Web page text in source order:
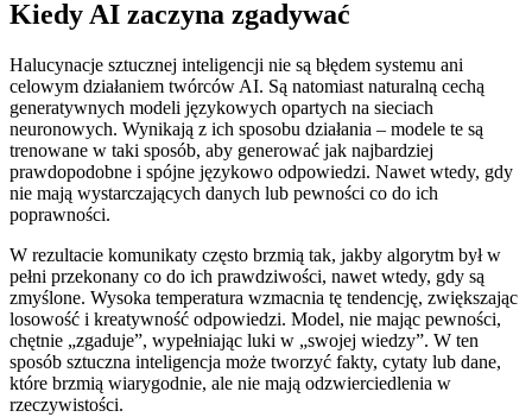
Kiedy AI zaczyna zgadywać
Halucynacje sztucznej inteligencji nie są błędem systemu ani
celowym działaniem twórców AI. Są natomiast naturalną cechą
generatywnych modeli językowych opartych na sieciach
neuronowych. Wynikają z ich sposobu działania – modele te są
trenowane w taki sposób, aby generować jak najbardziej
prawdopodobne i spójne językowo odpowiedzi. Nawet wtedy, gdy
nie mają wystarczających danych lub pewności co do ich
poprawności.
W rezultacie komunikaty często brzmią tak, jakby algorytm był w
pełni przekonany co do ich prawdziwości, nawet wtedy, gdy są
zmyślone. Wysoka temperatura wzmacnia tę tendencję, zwiększając
losowość i kreatywność odpowiedzi. Model, nie mając pewności,
chętnie „zgaduje”, wypełniając luki w „swojej wiedzy”. W ten
sposób sztuczna inteligencja może tworzyć fakty, cytaty lub dane,
które brzmią wiarygodnie, ale nie mają odzwierciedlenia w
rzeczywistości.